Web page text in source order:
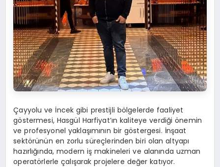
Çayyolu ve İncek gibi prestijli bölgelerde faaliyet
göstermesi, Hasgül Harfiyat’ın kaliteye verdiği önemin
ve profesyonel yaklaşımının bir göstergesi. İnşaat
sektörünün en zorlu süreçlerinden biri olan altyapı
hazırlığında, modern iş makineleri ve alanında uzman
operatörlerle çalışarak projelere değer katıyor.